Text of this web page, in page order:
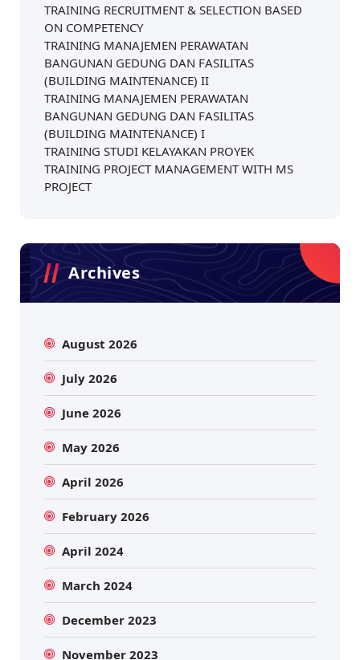
TRAINING RECRUITMENT & SELECTION BASED
ON COMPETENCY
TRAINING MANAJEMEN PERAWATAN
BANGUNAN GEDUNG DAN FASILITAS
(BUILDING MAINTENANCE) II
TRAINING MANAJEMEN PERAWATAN
BANGUNAN GEDUNG DAN FASILITAS
(BUILDING MAINTENANCE) I
TRAINING STUDI KELAYAKAN PROYEK
TRAINING PROJECT MANAGEMENT WITH MS
PROJECT
Archives
August 2026
July 2026
June 2026
May 2026
April 2026
February 2026
April 2024
March 2024
December 2023
November 2023